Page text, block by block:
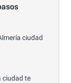
ciudad
ciudad te